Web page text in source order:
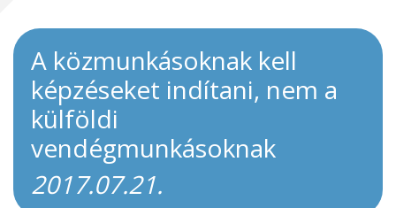
A közmunkásoknak kell
képzéseket indítani, nem a
külföldi
vendégmunkásoknak
2017.07.21.